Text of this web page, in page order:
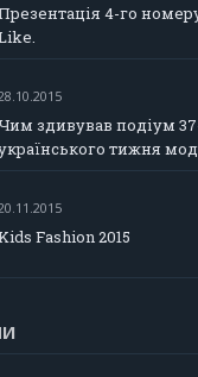
4-го
здивував подіум
тижня
Fashion 2015